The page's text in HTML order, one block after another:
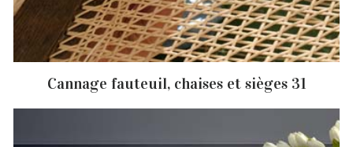
Cannage fauteuil, chaises et sièges 31